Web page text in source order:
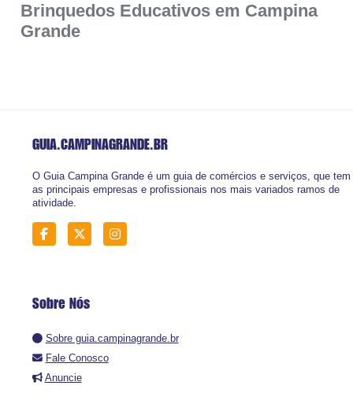
Brinquedos Educativos em Campina
Grande
GUIA.CAMPINAGRANDE.BR
O Guia Campina Grande é um guia de comércios e serviços, que tem
as principais empresas e profissionais nos mais variados ramos de
atividade.
Sobre Nós
Sobre guia.campinagrande.br
Fale Conosco
Anuncie